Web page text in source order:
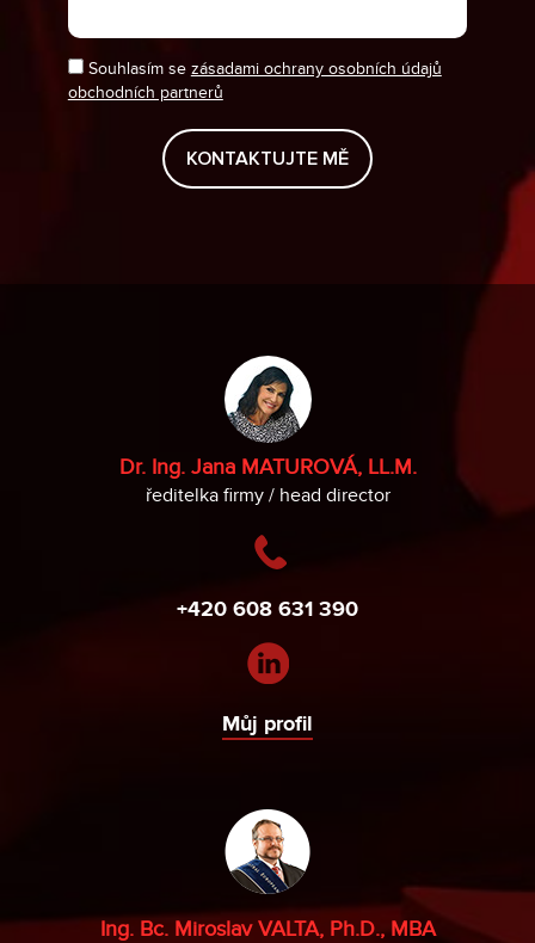
Souhlasím se zásadami ochrany osobních údajů
obchodních partnerů
Dr. Ing. Jana MATUROVÁ, LL.M.
ředitelka firmy / head director
+420 608 631 390
Můj profil
Ing. Bc. Miroslav VALTA, Ph.D., MBA